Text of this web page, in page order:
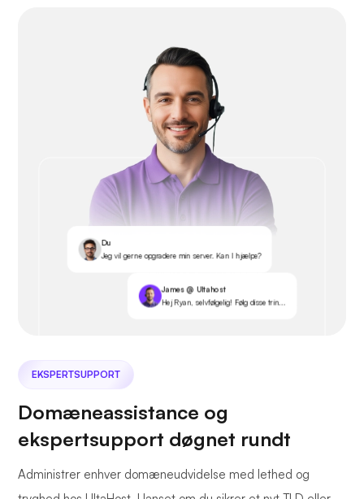
Du
Jeg vil gerne opgradere min server. Kan I hjælpe?
James @ Ultahost
Hej Ryan, selvfølgelig! Følg disse trin...
EKSPERTSUPPORT
Domæneassistance og
ekspertsupport døgnet rundt
Administrer enhver domæneudvidelse med lethed og